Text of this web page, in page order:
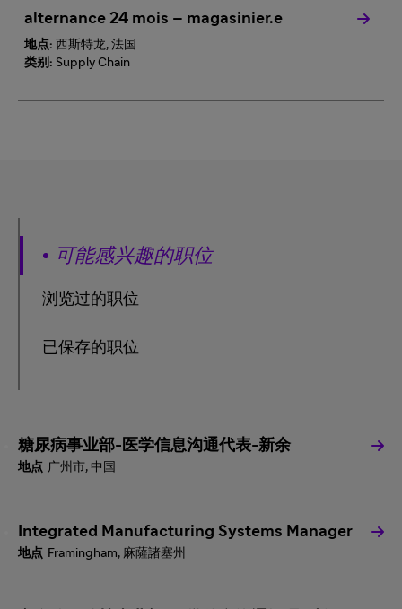
alternance 24 mois – magasinier.e
地点: 西斯特龙, 法国
类别: Supply Chain
可能感兴趣的职位
浏览过的职位
已保存的职位
糖尿病事业部-医学信息沟通代表-新余
广州市, 中国
Integrated Manufacturing Systems Manager
Framingham, 麻薩諸塞州